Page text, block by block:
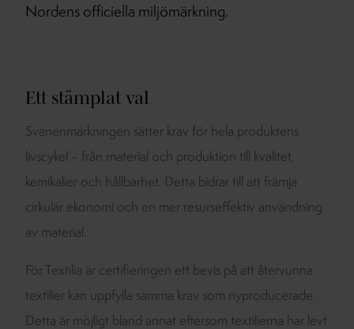
Nordens officiella miljömärkning.
Ett stämplat val
Svanenmärkningen sätter krav för hela produktens
livscykel – från material och produktion till kvalitet,
kemikalier och hållbarhet. Detta bidrar till att främja
cirkulär ekonomi och en mer resurseffektiv användning
av material.
För Textilia är certifieringen ett bevis på att återvunna
textilier kan uppfylla samma krav som nyproducerade.
Detta är möjligt bland annat eftersom textilierna har levt